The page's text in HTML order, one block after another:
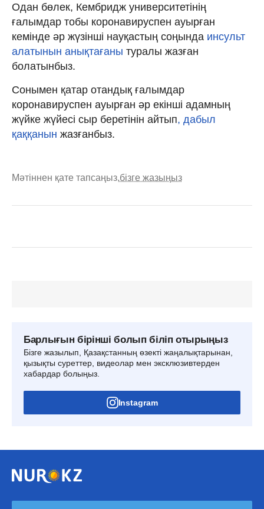
Одан бөлек, Кембридж университетінің
ғалымдар тобы коронавируспен ауырған
кемінде әр жүзінші науқастың соңында инсульт
алатынын анықтағаны туралы жазған
болатынбыз.
Сонымен қатар отандық ғалымдар
коронавируспен ауырған әр екінші адамның
жүйке жүйесі сыр беретінін айтып, дабыл
қаққанын жазғанбыз.
Мәтіннен қате тапсаңыз,бізге жазыңыз
Барлығын бірінші болып біліп отырыңыз
Бізге жазылып, Қазақстанның өзекті жаңалықтарынан,
қызықты суреттер, видеолар мен эксклюзивтерден
хабардар болыңыз.
Instagram